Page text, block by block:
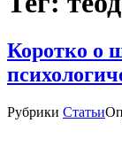
Коротко о
Рубрики Статьи